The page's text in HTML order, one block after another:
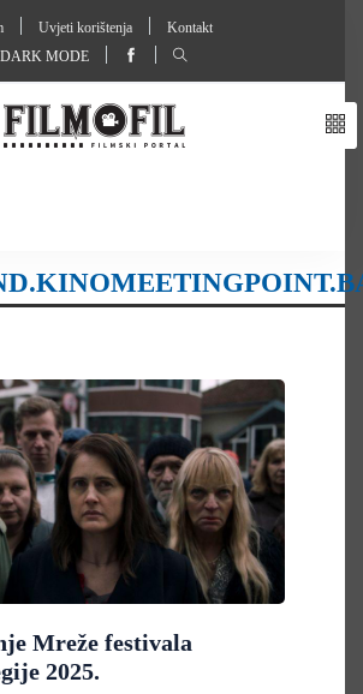
Uvjeti korištenja
Kontakt
DARK MODE
Mreže festivala
2025.